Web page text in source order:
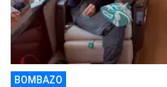
BOMBAZO